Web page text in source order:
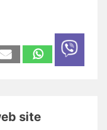
site